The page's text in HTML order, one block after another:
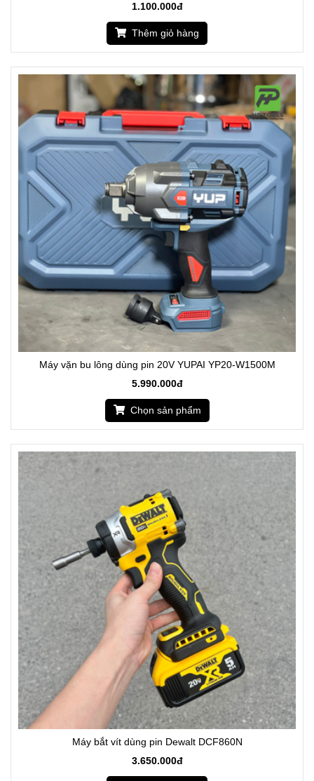
1.100.000đ
Thêm giỏ hàng
Máy vặn bu lông dùng pin 20V YUPAI YP20-W1500M
5.990.000đ
Chọn sản phẩm
Máy bắt vít dùng pin Dewalt DCF860N
3.650.000đ